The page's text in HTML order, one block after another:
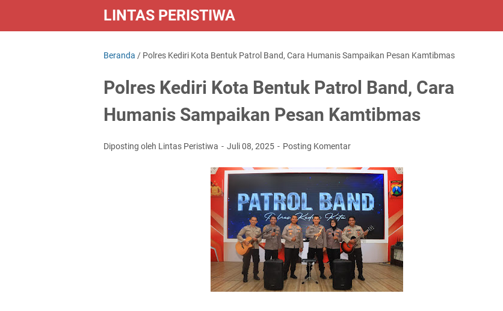
LINTAS PERISTIWA
Beranda / Polres Kediri Kota Bentuk Patrol Band, Cara Humanis Sampaikan Pesan Kamtibmas
Polres Kediri Kota Bentuk Patrol Band, Cara
Humanis Sampaikan Pesan Kamtibmas
Diposting oleh Lintas Peristiwa Juli 08, 2025 Posting Komentar